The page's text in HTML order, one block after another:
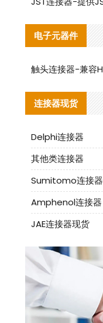
电子元器件
连接器现货
Delphi连接器
其他类连接器
Sumitomo连接器
Amphenol连接器
JAE连接器现货